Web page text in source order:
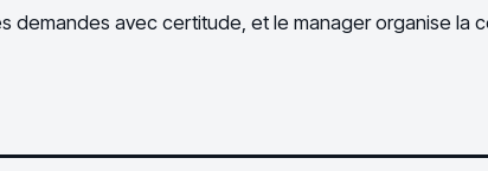
demandes avec certitude, et le manager organise la